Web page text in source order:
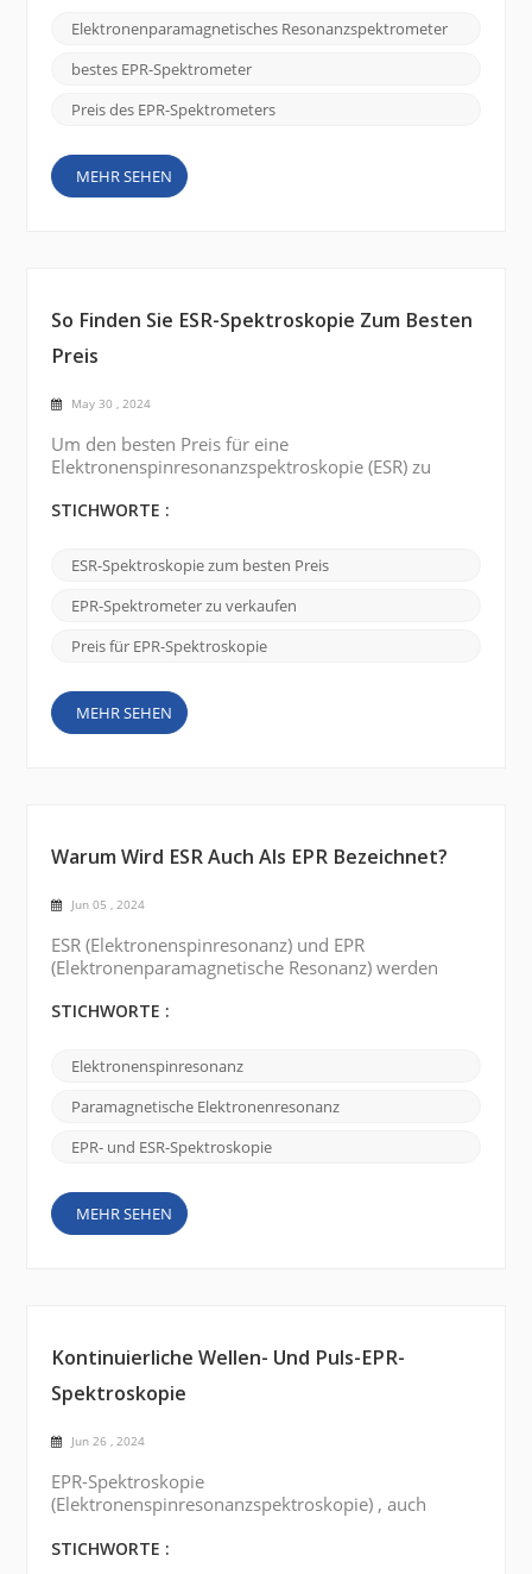
benötigten Frequenzbereich. EPR-Spektrometer sind
in verschiedenen Frequenzbereichen erhältlich, z. B.
X-Band, Q-Band und W-Band. Die Wahl hängt von
Elektronenparamagnetisches Resonanzspektrometer
bestes EPR-Spektrometer
Preis des EPR-Spektrometers
MEHR SEHEN
So Finden Sie ESR-Spektroskopie Zum Besten
Preis
May 30 , 2024
Um den besten Preis für eine
Elektronenspinresonanzspektroskopie (ESR) zu
ausführen: 1. Erkunden Sie Suchplattformen Der
Elektronenspinresonanzspektroskopie (ESR)“ in
großen Suchmaschinen wie Google. Verwenden Sie
Wörter wie „billig“, „Ausverkauf“, „erschwinglich“
STICHWORTE :
ESR-Spektroskopie zum besten Preis
EPR-Spektrometer zu verkaufen
Preis für EPR-Spektroskopie
MEHR SEHEN
Warum Wird ESR Auch Als EPR Bezeichnet?
Jun 05 , 2024
ESR (Elektronenspinresonanz) und EPR
(Elektronenparamagnetische Resonanz) werden
Technik zu beschreiben. Der Grund für die beiden
historische Entwicklung des Feldes und einige der
interessanten Geschichten rund um es
zurückführen. Ursprünglich hieß die Technik ESR
STICHWORTE :
Elektronenspinresonanz
Paramagnetische Elektronenresonanz
EPR- und ESR-Spektroskopie
MEHR SEHEN
Kontinuierliche Wellen- Und Puls-EPR-
Spektroskopie
Jun 26 , 2024
EPR-Spektroskopie
(Elektronenspinresonanzspektroskopie) , auch
(ESR-Spektroskopie) , ist eine Technik zur
STICHWORTE :